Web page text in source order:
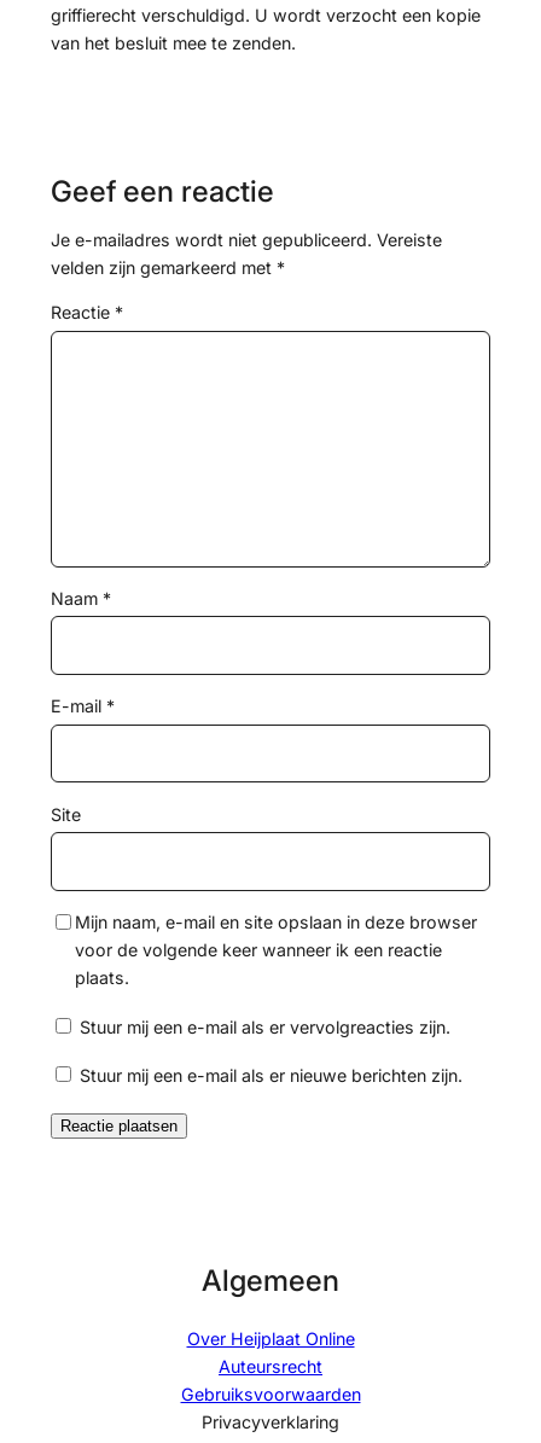
griffierecht verschuldigd. U wordt verzocht een kopie
van het besluit mee te zenden.
Geef een reactie
Je e-mailadres wordt niet gepubliceerd. Vereiste
velden zijn gemarkeerd met *
Reactie *
Naam *
E-mail *
Site
Mijn naam, e-mail en site opslaan in deze browser
voor de volgende keer wanneer ik een reactie
plaats.
Stuur mij een e-mail als er vervolgreacties zijn.
Stuur mij een e-mail als er nieuwe berichten zijn.
Algemeen
Over Heijplaat Online
Auteursrecht
Gebruiksvoorwaarden
Privacyverklaring